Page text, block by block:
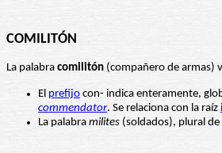
COMILITÓN
La palabra comilitón (compañero de armas)
El prefijo con- indica enteramente,
commendator. Se relaciona con la raíz
La palabra milites (soldados), plural